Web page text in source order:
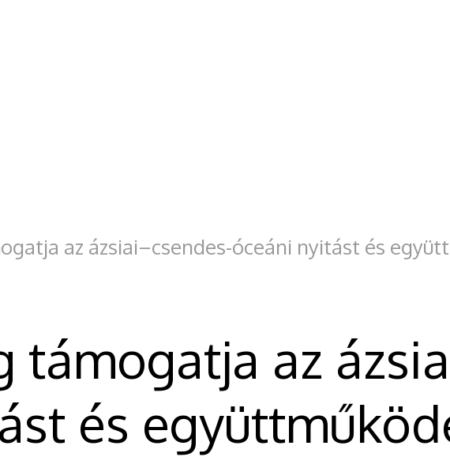
az ázsiai–csendes-óceáni nyitást és
támogatja az
és